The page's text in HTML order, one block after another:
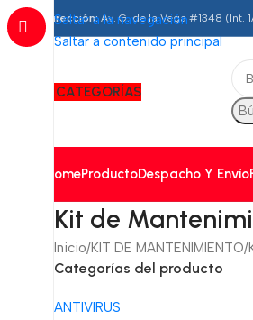
Saltar a la navegación
Saltar a contenido principal
Dirección:Av. G. de la Vega #1348 (Int.
CATEGORÍAS
HomeProductoDespacho Y Envío
Kit de
Inicio KIT DE MANTENIMIENTO
Categorías del producto
ANTIVIRUS